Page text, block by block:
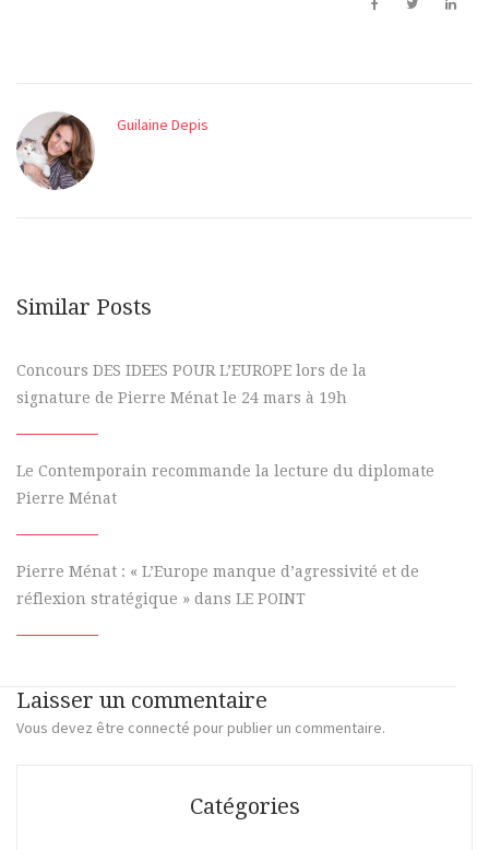
Guilaine Depis
Similar Posts
Concours DES IDEES POUR L’EUROPE lors de la
signature de Pierre Ménat le 24 mars à 19h
Le Contemporain recommande la lecture du diplomate
Pierre Ménat
Pierre Ménat : « L’Europe manque d’agressivité et de
réflexion stratégique » dans LE POINT
Laisser un commentaire
Vous devez être connecté pour publier un commentaire.
Catégories